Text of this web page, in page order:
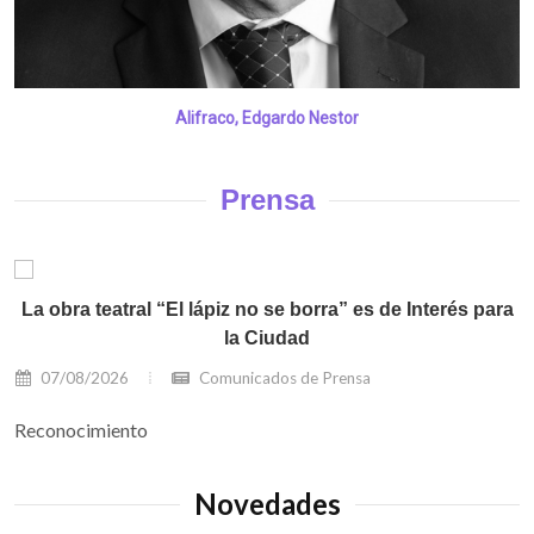
Alifraco, Edgardo Nestor
Prensa
La obra teatral “El lápiz no se borra” es de Interés para
la Ciudad
07/08/2026 Comunicados de Prensa
Reconocimiento
Novedades